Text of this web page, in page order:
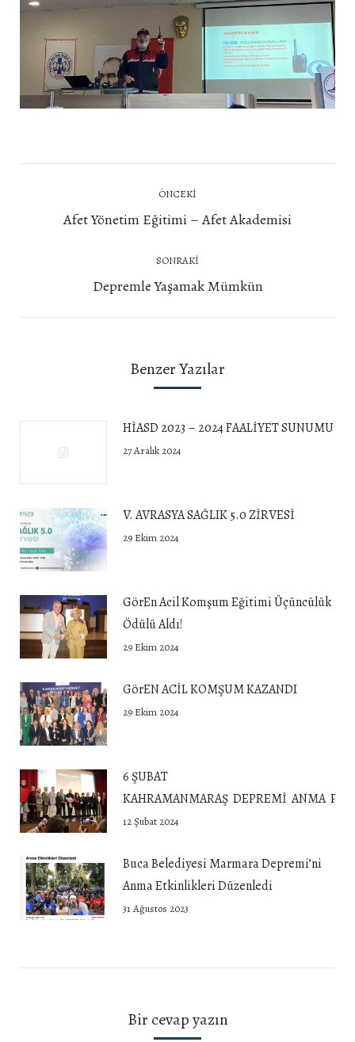
ÖNCEKI
Önceki
Afet Yönetim Eğitimi – Afet Akademisi
SONRAKI
Next
Depremle Yaşamak Mümkün
Benzer Yazılar
HİASD 2023 – 2024 FAALİYET SUNUMU
27 Aralık 2024
V. AVRASYA SAĞLIK 5.0 ZİRVESİ
29 Ekim 2024
GörEn Acil Komşum Eğitimi Üçüncülük
Ödülü Aldı!
29 Ekim 2024
GörEN ACİL KOMŞUM KAZANDI
29 Ekim 2024
6 ŞUBAT
KAHRAMANMARAŞ DEPREMİ ANMA
12 Şubat 2024
Buca Belediyesi Marmara Depremi’ni
Anma Etkinlikleri Düzenledi
31 Ağustos 2023
Bir cevap yazın